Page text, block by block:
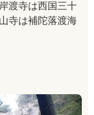
渡寺は西国三十
寺は補陀落渡海